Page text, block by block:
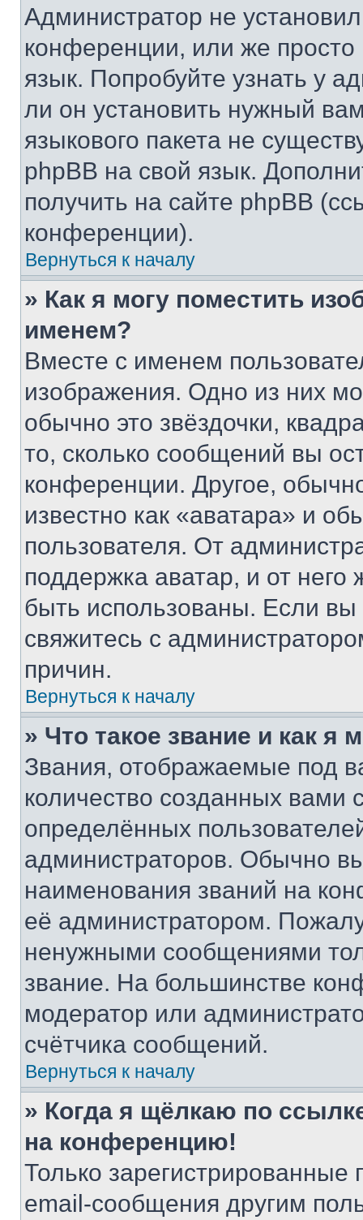
Администратор не
конференции, или же
язык. Попробуйте узнать у
ли он установить нужный
языкового пакета не
phpBB на свой язык.
получить на сайте phpBB
конференции).
Вернуться к началу
» Как я могу поместить
именем?
Вместе с именем
изображения. Одно из них
обычно это звёздочки,
то, сколько сообщений вы
конференции. Другое,
известно как «аватара» и
пользователя. От
поддержка аватар, и от него
быть использованы. Если
свяжитесь с
причин.
Вернуться к началу
» Что такое звание и как я
Звания, отображаемые под
количество созданных
определённых
администраторов. Обычно
наименования званий на
её администратором.
ненужными сообщениями
звание. На большинстве
модератор или
счётчика сообщений.
Вернуться к началу
» Когда я щёлкаю по
на конференцию!
Только зарегистрированные
email-сообщения другим